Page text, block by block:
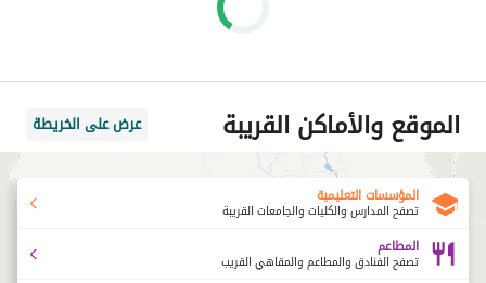
الموقع والأماكن القريبة عرض على الخريطة
المؤسسات التعليمية
تصفح المدارس والكليات والجامعات القريبة
المطاعم
تصفح الفنادق والمطاعم والمقاهي القريب